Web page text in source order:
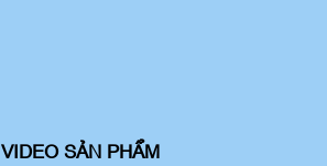
VIDEO SẢN PHẨM